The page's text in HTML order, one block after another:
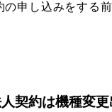
の申し込みをする
契約は機種変